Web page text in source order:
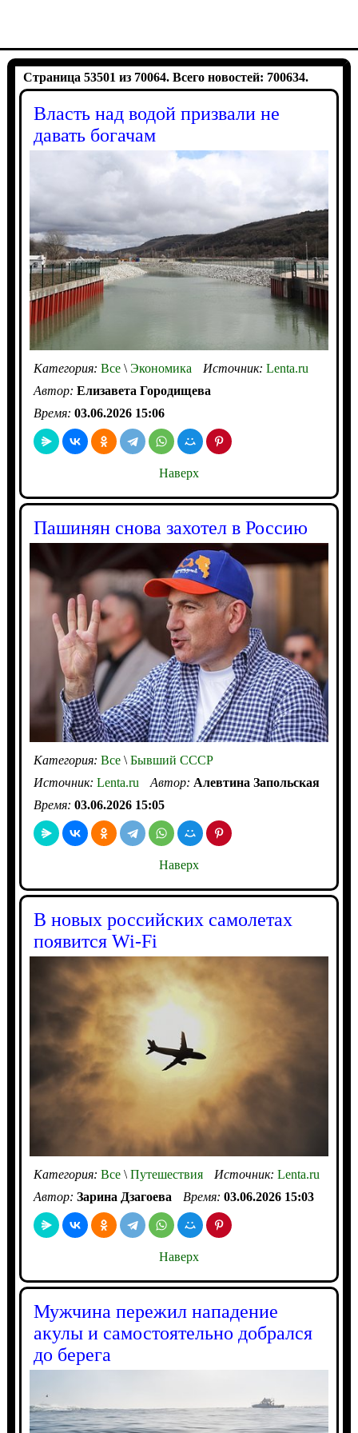
Страница 53501 из 70064. Всего новостей: 700634.
Власть над водой призвали не
давать богачам
Категория: Все\Экономика Источник: Lenta.ru
Автор: Елизавета Городищева
Время: 03.06.2026 15:06
Наверх
Пашинян снова захотел в Россию
Категория: Все\Бывший СССР
Источник: Lenta.ru Автор: Алевтина Запольская
Время: 03.06.2026 15:05
Наверх
В новых российских самолетах
появится Wi-Fi
Категория: Все\Путешествия Источник: Lenta.ru
Автор: Зарина Дзагоева Время: 03.06.2026 15:03
Наверх
Мужчина пережил нападение
акулы и самостоятельно добрался
до берега